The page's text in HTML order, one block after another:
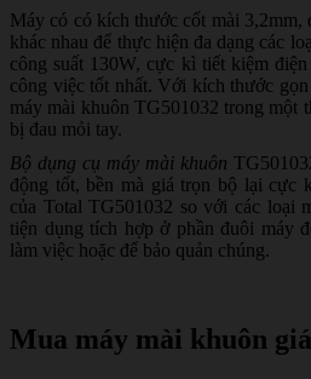
Máy có có kích thước cốt mài 3,2mm,
khác nhau để thực hiện đa dạng các
công suất 130W, cực kì tiết kiệm
công việc tốt nhất. Với kích thước
máy mài khuôn TG501032 trong một
bị đau mỏi tay.
Bộ dụng cụ máy mài khuôn
động tốt, bền mà giá trọn bộ lại cực
của Total TG501032 so với các loại
tiện dụng tích hợp ở phần đuôi máy
làm việc hoặc để bảo quản chúng.
Mua máy mài khuôn